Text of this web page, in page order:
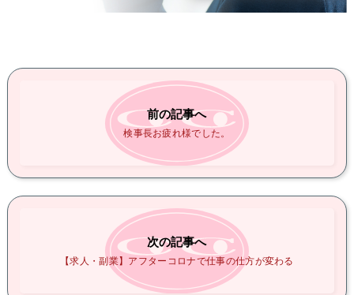
前の記事へ
検事長お疲れ様でした。
次の記事へ
【求人・副業】アフターコロナで仕事の仕方が変わる